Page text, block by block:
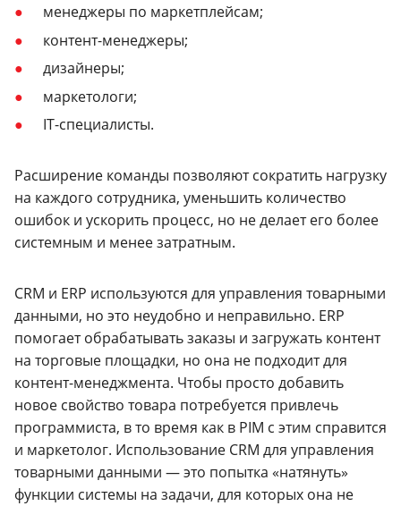
менеджеры по маркетплейсам;
контент-менеджеры;
дизайнеры;
маркетологи;
IT-специалисты.
Расширение команды позволяют сократить нагрузку
на каждого сотрудника, уменьшить количество
ошибок и ускорить процесс, но не делает его более
системным и менее затратным.
CRM и ERP используются для управления товарными
данными, но это неудобно и неправильно. ERP
помогает обрабатывать заказы и загружать контент
на торговые площадки, но она не подходит для
контент-менеджмента. Чтобы просто добавить
новое свойство товара потребуется привлечь
программиста, в то время как в PIM с этим справится
и маркетолог. Использование CRM для управления
товарными данными — это попытка «натянуть»
функции системы на задачи, для которых она не